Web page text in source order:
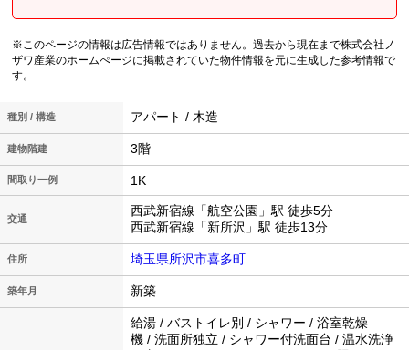
※このページの情報は広告情報ではありません。過去から現在まで株式会社ノ
ザワ産業のホームぺージに掲載されていた物件情報を元に生成した参考情報で
す。
種別 / 構造 アパート / 木造
建物階建 3階
間取り一例 1K
交通
西武新宿線「航空公園」駅 徒歩5分
西武新宿線「新所沢」駅 徒歩13分
住所 埼玉県所沢市喜多町
築年月 新築
給湯 / バストイレ別 / シャワー / 浴室乾燥
機 / 洗面所独立 / シャワー付洗面台 / 温水洗浄